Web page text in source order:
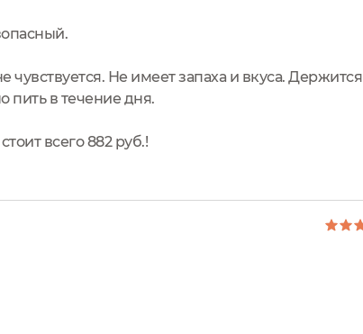
Не имеет запаха и вкуса. Держится
пить в течение дня.
всего 882 руб.!